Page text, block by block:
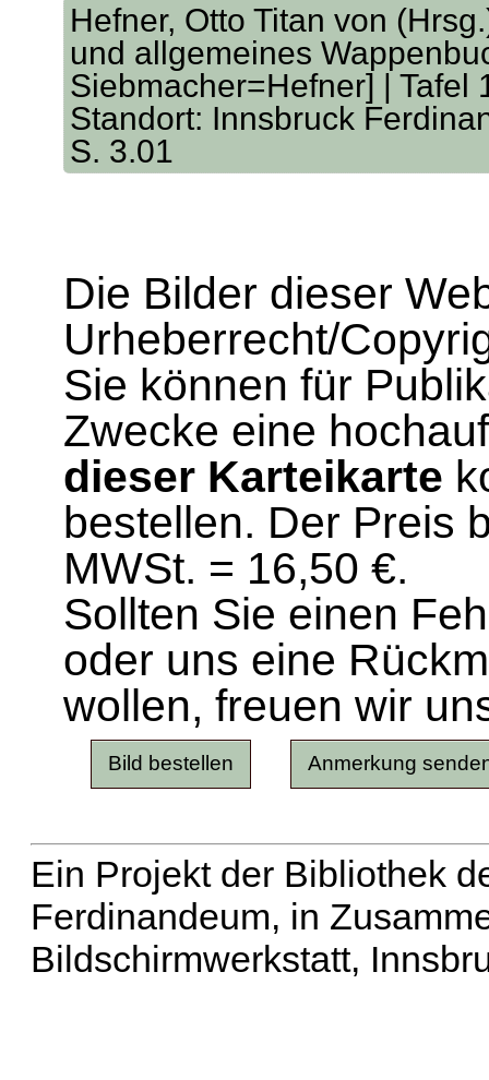
Hefner, Otto Titan von
und allgemeines
Siebmacher=Hefner] | Tafel
Standort: Innsbruck
S. 3.01
Die Bilder dieser
Urheberrecht/
Sie können für
Zwecke eine
dieser Karteikarte
bestellen. Der Preis
MWSt. = 16,50 €.
Sollten Sie einen
oder uns eine
wollen, freuen wir
Ein Projekt der Bibliothek
Ferdinandeum, in
Bildschirmwerkstatt,